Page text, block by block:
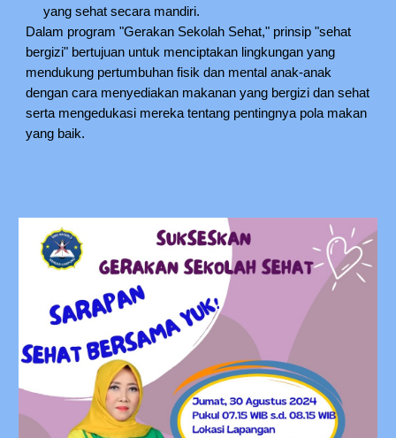
yang sehat secara mandiri.
Dalam program "Gerakan Sekolah Sehat," prinsip "sehat
bergizi" bertujuan untuk menciptakan lingkungan yang
mendukung pertumbuhan fisik dan mental anak-anak
dengan cara menyediakan makanan yang bergizi dan sehat
serta mengedukasi mereka tentang pentingnya pola makan
yang baik.